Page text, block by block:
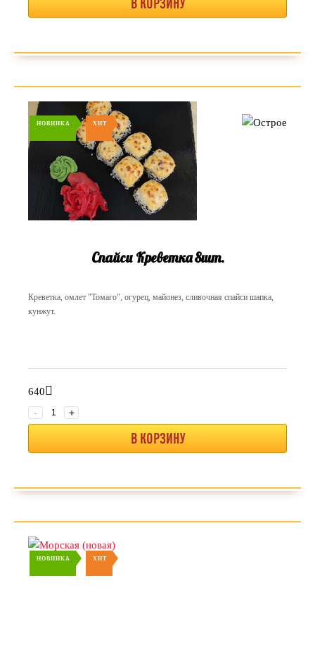
НОВИНКА ХИТ
Спайси Креветка 8шт.
Креветка, омлет "Томаго", огурец, майонез, сливочная спайси шапка,
кунжут.
640
-
+
В КОРЗИНУ
НОВИНКА ХИТ